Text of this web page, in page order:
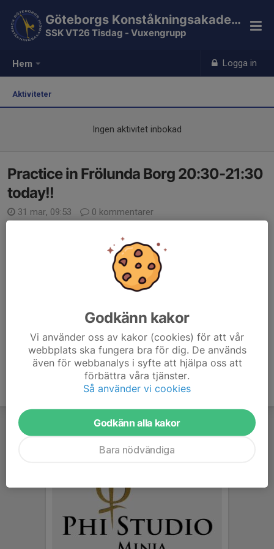
Hem Logga in
Göteborgs Konståkningsakademi
SSK VT26 Tisdag - Vuxengrupp
Aktiviteter
Ingen aktivitet inbokad
Practice in Frölunda Borg 20:30-21:30
today!!
31 mar, 09:53
0 kommentarer
OBS Traning as usual today in
Wallenstam 20-21
0 kommentarer
Godkänn kakor
Vi använder oss av kakor (cookies) för att vår
webbplats ska fungera bra för dig. De används
även för webbanalys i syfte att hjälpa oss att
förbättra våra tjänster.
Så använder vi cookies
Godkänn alla kakor
Bara nödvändiga